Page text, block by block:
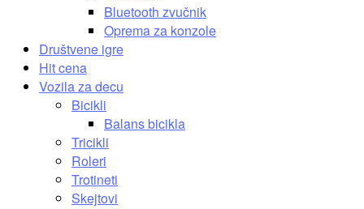
Bluetooth zvučnik
Oprema za konzole
Društvene igre
Hit cena
Vozila za decu
Bicikli
Balans bicikla
Tricikli
Roleri
Trotineti
Skejtovi